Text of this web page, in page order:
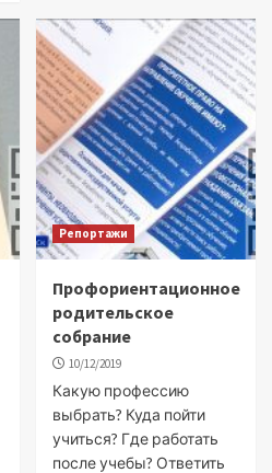
Репортажи
Профориентационное
родительское
собрание
10/12/2019
Какую профессию
выбрать? Куда пойти
учиться? Где работать
после учебы? Ответить